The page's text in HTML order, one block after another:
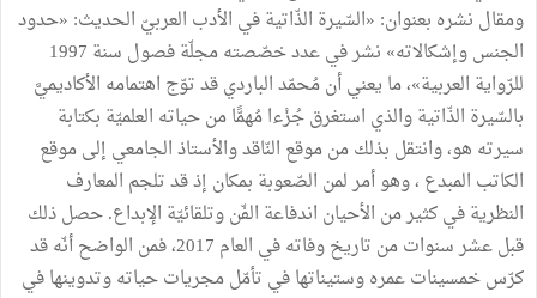
ومقال نشره بعنوان: «السّيرة الذّاتية في الأدب العربيّ الحديث: «حدود
الجنس وإشكالاته» نشر في عدد خصّصته مجلّة فصول سنة 1997
للرّواية العربية»، ما يعني أن مُحمّد الباردي قد توّج اهتمامه الأكاديميَّ
بالسّيرة الذّاتية والذي استغرق جُزْءا مُهمًّا من حياته العلميّة بكتابة
سيرته هو، وانتقل بذلك من موقع النّاقد والأستاذ الجامعي إلى موقع
الكاتب المبدع ، وهو أمر لمن الصّعوبة بمكان إذ قد تلجم المعارف
النظرية في كثير من الأحيان اندفاعة الفّن وتلقائيّة الإبداع. حصل ذلك
قبل عشر سنوات من تاريخ وفاته في العام 2017، فمن الواضح أنّه قد
كرّس خمسينات عمره وستيناتها في تأمّل مجريات حياته وتدوينها في